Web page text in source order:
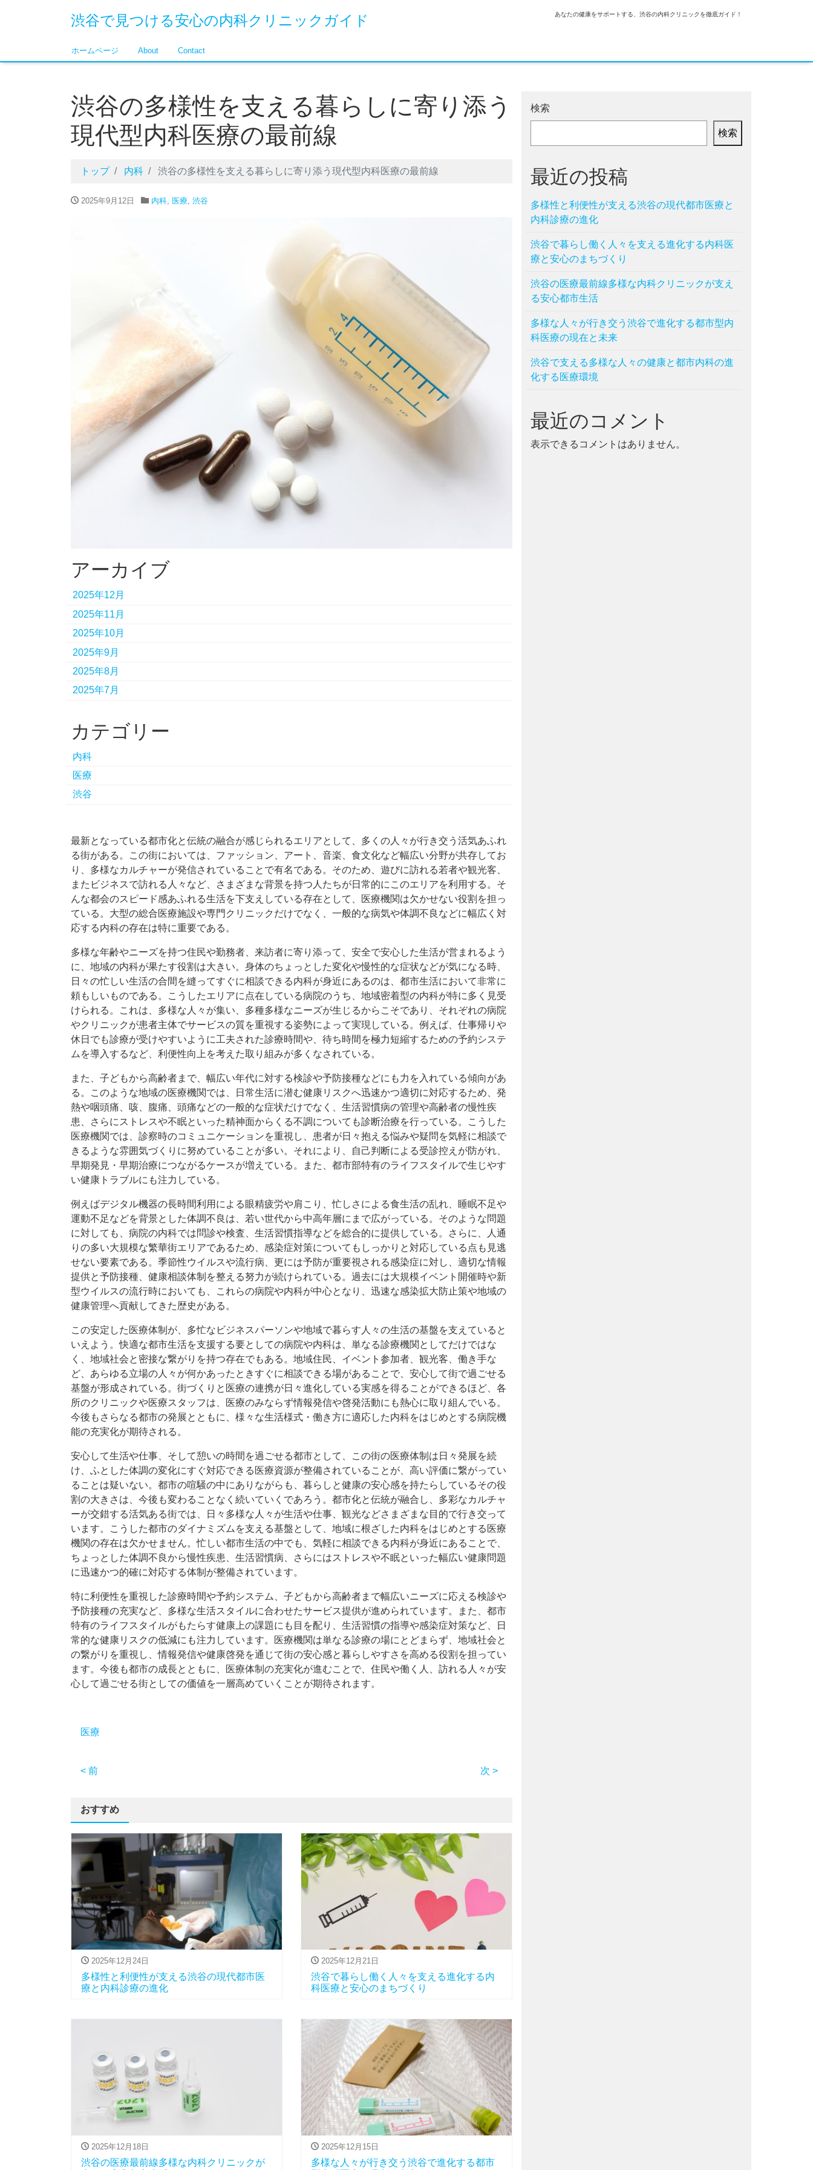
渋谷で見つける安心の内科クリニックガイド あなたの健康をサポートする、渋谷の内科クリニックを徹底ガイド！
ホームページ About Contact
渋谷の多様性を支える暮らしに寄り添う
現代型内科医療の最前線
トップ 内科 渋谷の多様性を支える暮らしに寄り添う現代型内科医療の最前線
2025年9月12日 内科, 医療, 渋谷
アーカイブ
2025年12月
2025年11月
2025年10月
2025年9月
2025年8月
2025年7月
カテゴリー
内科
医療
渋谷
最新となっている都市化と伝統の融合が感じられるエリアとして、多くの人々が行き交う活気あふれ
る街がある。
この街においては、ファッション、アート、音楽、食文化など幅広い分野が共存してお
り、多様なカルチャーが発信されていることで有名である。そのため、遊びに訪れる若者や観光客、
またビジネスで訪れる人々など、さまざまな背景を持つ人たちが日常的にこのエリアを利用する。そ
んな都会のスピード感あふれる生活を下支えしている存在として、医療機関は欠かせない役割を担っ
ている。大型の総合医療施設や専門クリニックだけでなく、一般的な病気や体調不良などに幅広く対
応する内科の存在は特に重要である。
多様な年齢やニーズを持つ住民や勤務者、来訪者に寄り添って、安全で安心した生活が営まれるよう
に、地域の内科が果たす役割は大きい。身体のちょっとした変化や慢性的な症状などが気になる時、
日々の忙しい生活の合間を縫ってすぐに相談できる内科が身近にあるのは、都市生活において非常に
頼もしいものである。こうしたエリアに点在している病院のうち、地域密着型の内科が特に多く見受
けられる。これは、多様な人々が集い、多種多様なニーズが生じるからこそであり、それぞれの病院
やクリニックが患者主体でサービスの質を重視する姿勢によって実現している。例えば、仕事帰りや
休日でも診療が受けやすいように工夫された診療時間や、待ち時間を極力短縮するための予約システ
ムを導入するなど、利便性向上を考えた取り組みが多くなされている。
また、子どもから高齢者まで、幅広い年代に対する検診や予防接種などにも力を入れている傾向があ
る。このような地域の医療機関では、日常生活に潜む健康リスクへ迅速かつ適切に対応するため、発
熱や咽頭痛、咳、腹痛、頭痛などの一般的な症状だけでなく、生活習慣病の管理や高齢者の慢性疾
患、さらにストレスや不眠といった精神面からくる不調についても診断治療を行っている。こうした
医療機関では、診察時のコミュニケーションを重視し、患者が日々抱える悩みや疑問を気軽に相談で
きるような雰囲気づくりに努めていることが多い。それにより、自己判断による受診控えが防がれ、
早期発見・早期治療につながるケースが増えている。また、都市部特有のライフスタイルで生じやす
い健康トラブルにも注力している。
例えばデジタル機器の長時間利用による眼精疲労や肩こり、忙しさによる食生活の乱れ、睡眠不足や
運動不足などを背景とした体調不良は、若い世代から中高年層にまで広がっている。そのような問題
に対しても、病院の内科では問診や検査、生活習慣指導などを総合的に提供している。さらに、人通
りの多い大規模な繁華街エリアであるため、感染症対策についてもしっかりと対応している点も見逃
せない要素である。季節性ウイルスや流行病、更には予防が重要視される感染症に対し、適切な情報
提供と予防接種、健康相談体制を整える努力が続けられている。過去には大規模イベント開催時や新
型ウイルスの流行時においても、これらの病院や内科が中心となり、迅速な感染拡大防止策や地域の
健康管理へ貢献してきた歴史がある。
この安定した医療体制が、多忙なビジネスパーソンや地域で暮らす人々の生活の基盤を支えていると
いえよう。快適な都市生活を支援する要としての病院や内科は、単なる診療機関としてだけではな
く、地域社会と密接な繋がりを持つ存在でもある。地域住民、イベント参加者、観光客、働き手な
ど、あらゆる立場の人々が何かあったときすぐに相談できる場があることで、安心して街で過ごせる
基盤が形成されている。街づくりと医療の連携が日々進化している実感を得ることができるほど、各
所のクリニックや医療スタッフは、医療のみならず情報発信や啓発活動にも熱心に取り組んでいる。
今後もさらなる都市の発展とともに、様々な生活様式・働き方に適応した内科をはじめとする病院機
能の充実化が期待される。
安心して生活や仕事、そして憩いの時間を過ごせる都市として、この街の医療体制は日々発展を続
け、ふとした体調の変化にすぐ対応できる医療資源が整備されていることが、高い評価に繋がってい
ることは疑いない。都市の喧騒の中にありながらも、暮らしと健康の安心感を持たらしているその役
割の大きさは、今後も変わることなく続いていくであろう。都市化と伝統が融合し、多彩なカルチャ
ーが交錯する活気ある街では、日々多様な人々が生活や仕事、観光などさまざまな目的で行き交って
います。こうした都市のダイナミズムを支える基盤として、地域に根ざした内科をはじめとする医療
機関の存在は欠かせません。忙しい都市生活の中でも、気軽に相談できる内科が身近にあることで、
ちょっとした体調不良から慢性疾患、生活習慣病、さらにはストレスや不眠といった幅広い健康問題
に迅速かつ的確に対応する体制が整備されています。
特に利便性を重視した診療時間や予約システム、子どもから高齢者まで幅広いニーズに応える検診や
予防接種の充実など、多様な生活スタイルに合わせたサービス提供が進められています。また、都市
特有のライフスタイルがもたらす健康上の課題にも目を配り、生活習慣の指導や感染症対策など、日
常的な健康リスクの低減にも注力しています。医療機関は単なる診療の場にとどまらず、地域社会と
の繋がりを重視し、情報発信や健康啓発を通じて街の安心感と暮らしやすさを高める役割を担ってい
ます。今後も都市の成長とともに、医療体制の充実化が進むことで、住民や働く人、訪れる人々が安
心して過ごせる街としての価値を一層高めていくことが期待されます。
医療
< 前 次 >
おすすめ
2025年12月24日
多様性と利便性が支える渋谷の現代都市医
療と内科診療の進化
2025年12月21日
渋谷で暮らし働く人々を支える進化する内
科医療と安心のまちづくり
2025年12月18日
渋谷の医療最前線多様な内科クリニックが
2025年12月15日
多様な人々が行き交う渋谷で進化する都市
検索
検索
最近の投稿
多様性と利便性が支える渋谷の現代都市医療と
内科診療の進化
渋谷で暮らし働く人々を支える進化する内科医
療と安心のまちづくり
渋谷の医療最前線多様な内科クリニックが支え
る安心都市生活
多様な人々が行き交う渋谷で進化する都市型内
科医療の現在と未来
渋谷で支える多様な人々の健康と都市内科の進
化する医療環境
最近のコメント
表示できるコメントはありません。